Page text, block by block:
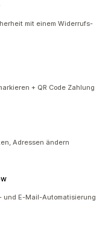
mit einem Widerrufs-
+ QR Code Zahlung
Adressen ändern
und E-Mail-Automatisierung